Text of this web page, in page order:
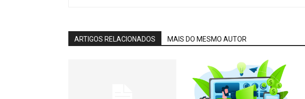
ARTIGOS RELACIONADOS MAIS DO MESMO AUTOR